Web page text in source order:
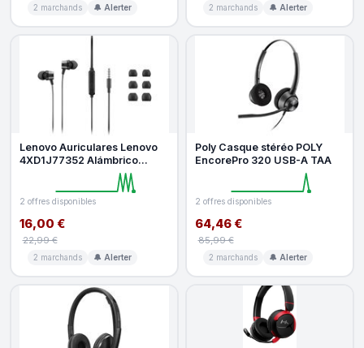
2 marchands 🔔 Alerter 2 marchands 🔔 Alerter
Lenovo Auriculares Lenovo
4XD1J77352 Alámbrico
Negro 100 - 20000 Hz 12 g
2 offres disponibles
16,00 €
22,99 €
2 marchands 🔔 Alerter
Poly Casque stéréo POLY
EncorePro 320 USB-A TAA
2 offres disponibles
64,46 €
85,99 €
2 marchands 🔔 Alerter